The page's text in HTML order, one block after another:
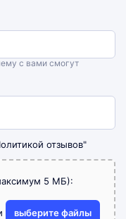
с вами смогут
отзывов"
5 МБ):
выберите файлы